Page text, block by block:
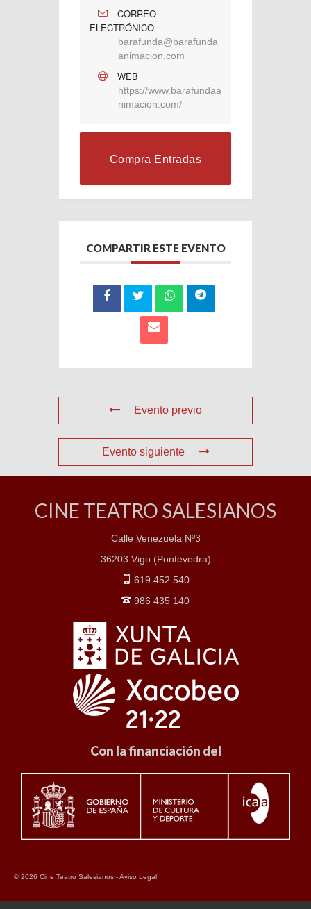
CORREO
ELECTRÓNICO
barafunda@barafunda
animacion.com
WEB
https://www.barafundaa
nimacion.com/
Compra Entradas
COMPARTIR ESTE EVENTO
Evento previo
Evento siguiente
CINE TEATRO SALESIANOS
Calle Venezuela Nº3
36203 Vigo (Pontevedra)
619 452 540
986 435 140
Con la financiación del
© 2026 Cine Teatro Salesianos -Aviso Legal